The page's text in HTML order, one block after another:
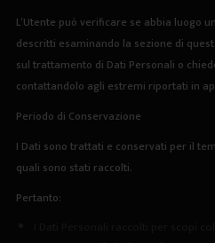
L’Utente può verificare se abbia luogo
descritti esaminando la sezione di
sul trattamento di Dati Personali o
contattandolo agli estremi riportati in
Periodo di Conservazione
I Dati sono trattati e conservati per il
quali sono stati raccolti.
Pertanto: